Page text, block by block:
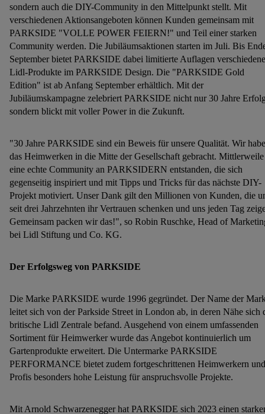
sondern auch die DIY-Community in den Mittelpunkt stellt. Mit
verschiedenen Aktionsangeboten können Kunden gemeinsam mit
PARKSIDE "VOLLE POWER FEIERN!" und Teil einer starken
Community werden. Die Jubiläumsaktionen starten im Juli. Bis
September bietet PARKSIDE dabei limitierte Auflagen
Lidl-Produkte im PARKSIDE Design. Die "PARKSIDE Gold
Edition" ist ab Anfang September erhältlich. Mit der
Jubiläumskampagne zelebriert PARKSIDE nicht nur 30 Jahre
sondern blickt mit voller Power in die Zukunft.
"30 Jahre PARKSIDE sind ein Beweis für unsere Qualität. Wir
das Heimwerken in die Mitte der Gesellschaft gebracht.
eine echte Community an PARKSIDERN entstanden, die sich
gegenseitig inspiriert und mit Tipps und Tricks für das nächste DIY-
Projekt motiviert. Unser Dank gilt den Millionen von Kunden, die
seit drei Jahrzehnten ihr Vertrauen schenken und uns jeden Tag
Gemeinsam packen wir das!", so Robin Ruschke, Head of
bei Lidl Stiftung und Co. KG.
Der Erfolgsweg von PARKSIDE
Die Marke PARKSIDE wurde 1996 gegründet. Der Name der
leitet sich von der Parkside Street in London ab, in deren Nähe sich
britische Lidl Zentrale befand. Ausgehend von einem umfassenden
Sortiment für Heimwerker wurde das Angebot kontinuierlich um
Gartenprodukte erweitert. Die Untermarke PARKSIDE
PERFORMANCE bietet zudem fortgeschrittenen Heimwerkern und
Profis besonders hohe Leistung für anspruchsvolle Projekte.
Mit Arnold Schwarzenegger hat PARKSIDE sich 2023 einen